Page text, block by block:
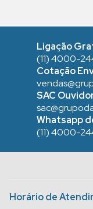
Ligação
(11) 4000-
Cotação
SAC
Whatsapp
(11) 4000-
Horário de